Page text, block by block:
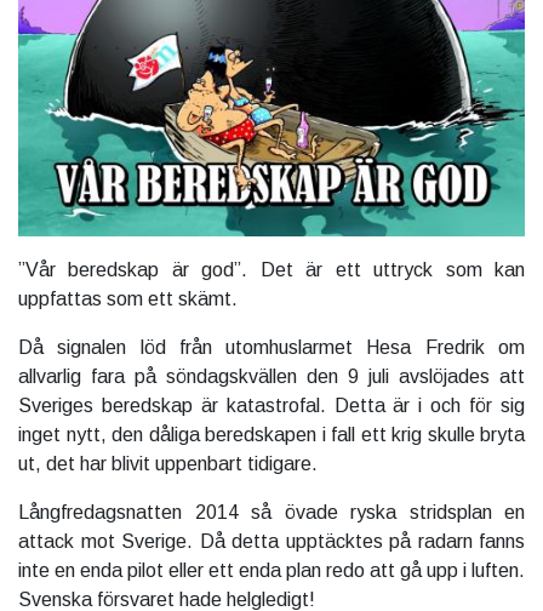
”Vår beredskap är god”. Det är ett uttryck som kan
uppfattas som ett skämt.
Då signalen löd från utomhuslarmet Hesa Fredrik om
allvarlig fara på söndagskvällen den 9 juli avslöjades att
Sveriges beredskap är katastrofal. Detta är i och för sig
inget nytt, den dåliga beredskapen i fall ett krig skulle bryta
ut, det har blivit uppenbart tidigare.
Långfredagsnatten 2014 så övade ryska stridsplan en
attack mot Sverige. Då detta upptäcktes på radarn fanns
inte en enda pilot eller ett enda plan redo att gå upp i luften.
Svenska försvaret hade helgledigt!